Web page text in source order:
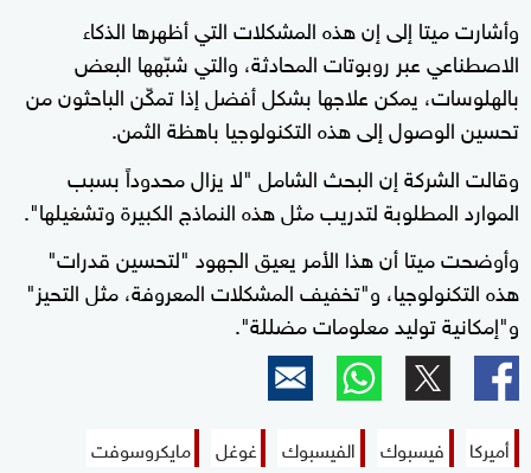
وأشارت ميتا إلى إن هذه المشكلات التي أظهرها الذكاء
الاصطناعي عبر روبوتات المحادثة، والتي شبّهها البعض
بالهلوسات، يمكن علاجها بشكل أفضل إذا تمكّن الباحثون من
تحسين الوصول إلى هذه التكنولوجيا باهظة الثمن.
وقالت الشركة إن البحث الشامل "لا يزال محدوداً بسبب
الموارد المطلوبة لتدريب مثل هذه النماذج الكبيرة وتشغيلها".
وأوضحت ميتا أن هذا الأمر يعيق الجهود "لتحسين قدرات"
هذه التكنولوجيا، و"تخفيف المشكلات المعروفة، مثل التحيز"
و"إمكانية توليد معلومات مضللة".
أميركا فيسبوك الفيسبوك غوغل مايكروسوفت